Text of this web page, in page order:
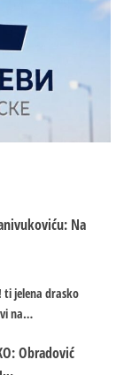
Na
ti jelena drasko
na…
Obradović